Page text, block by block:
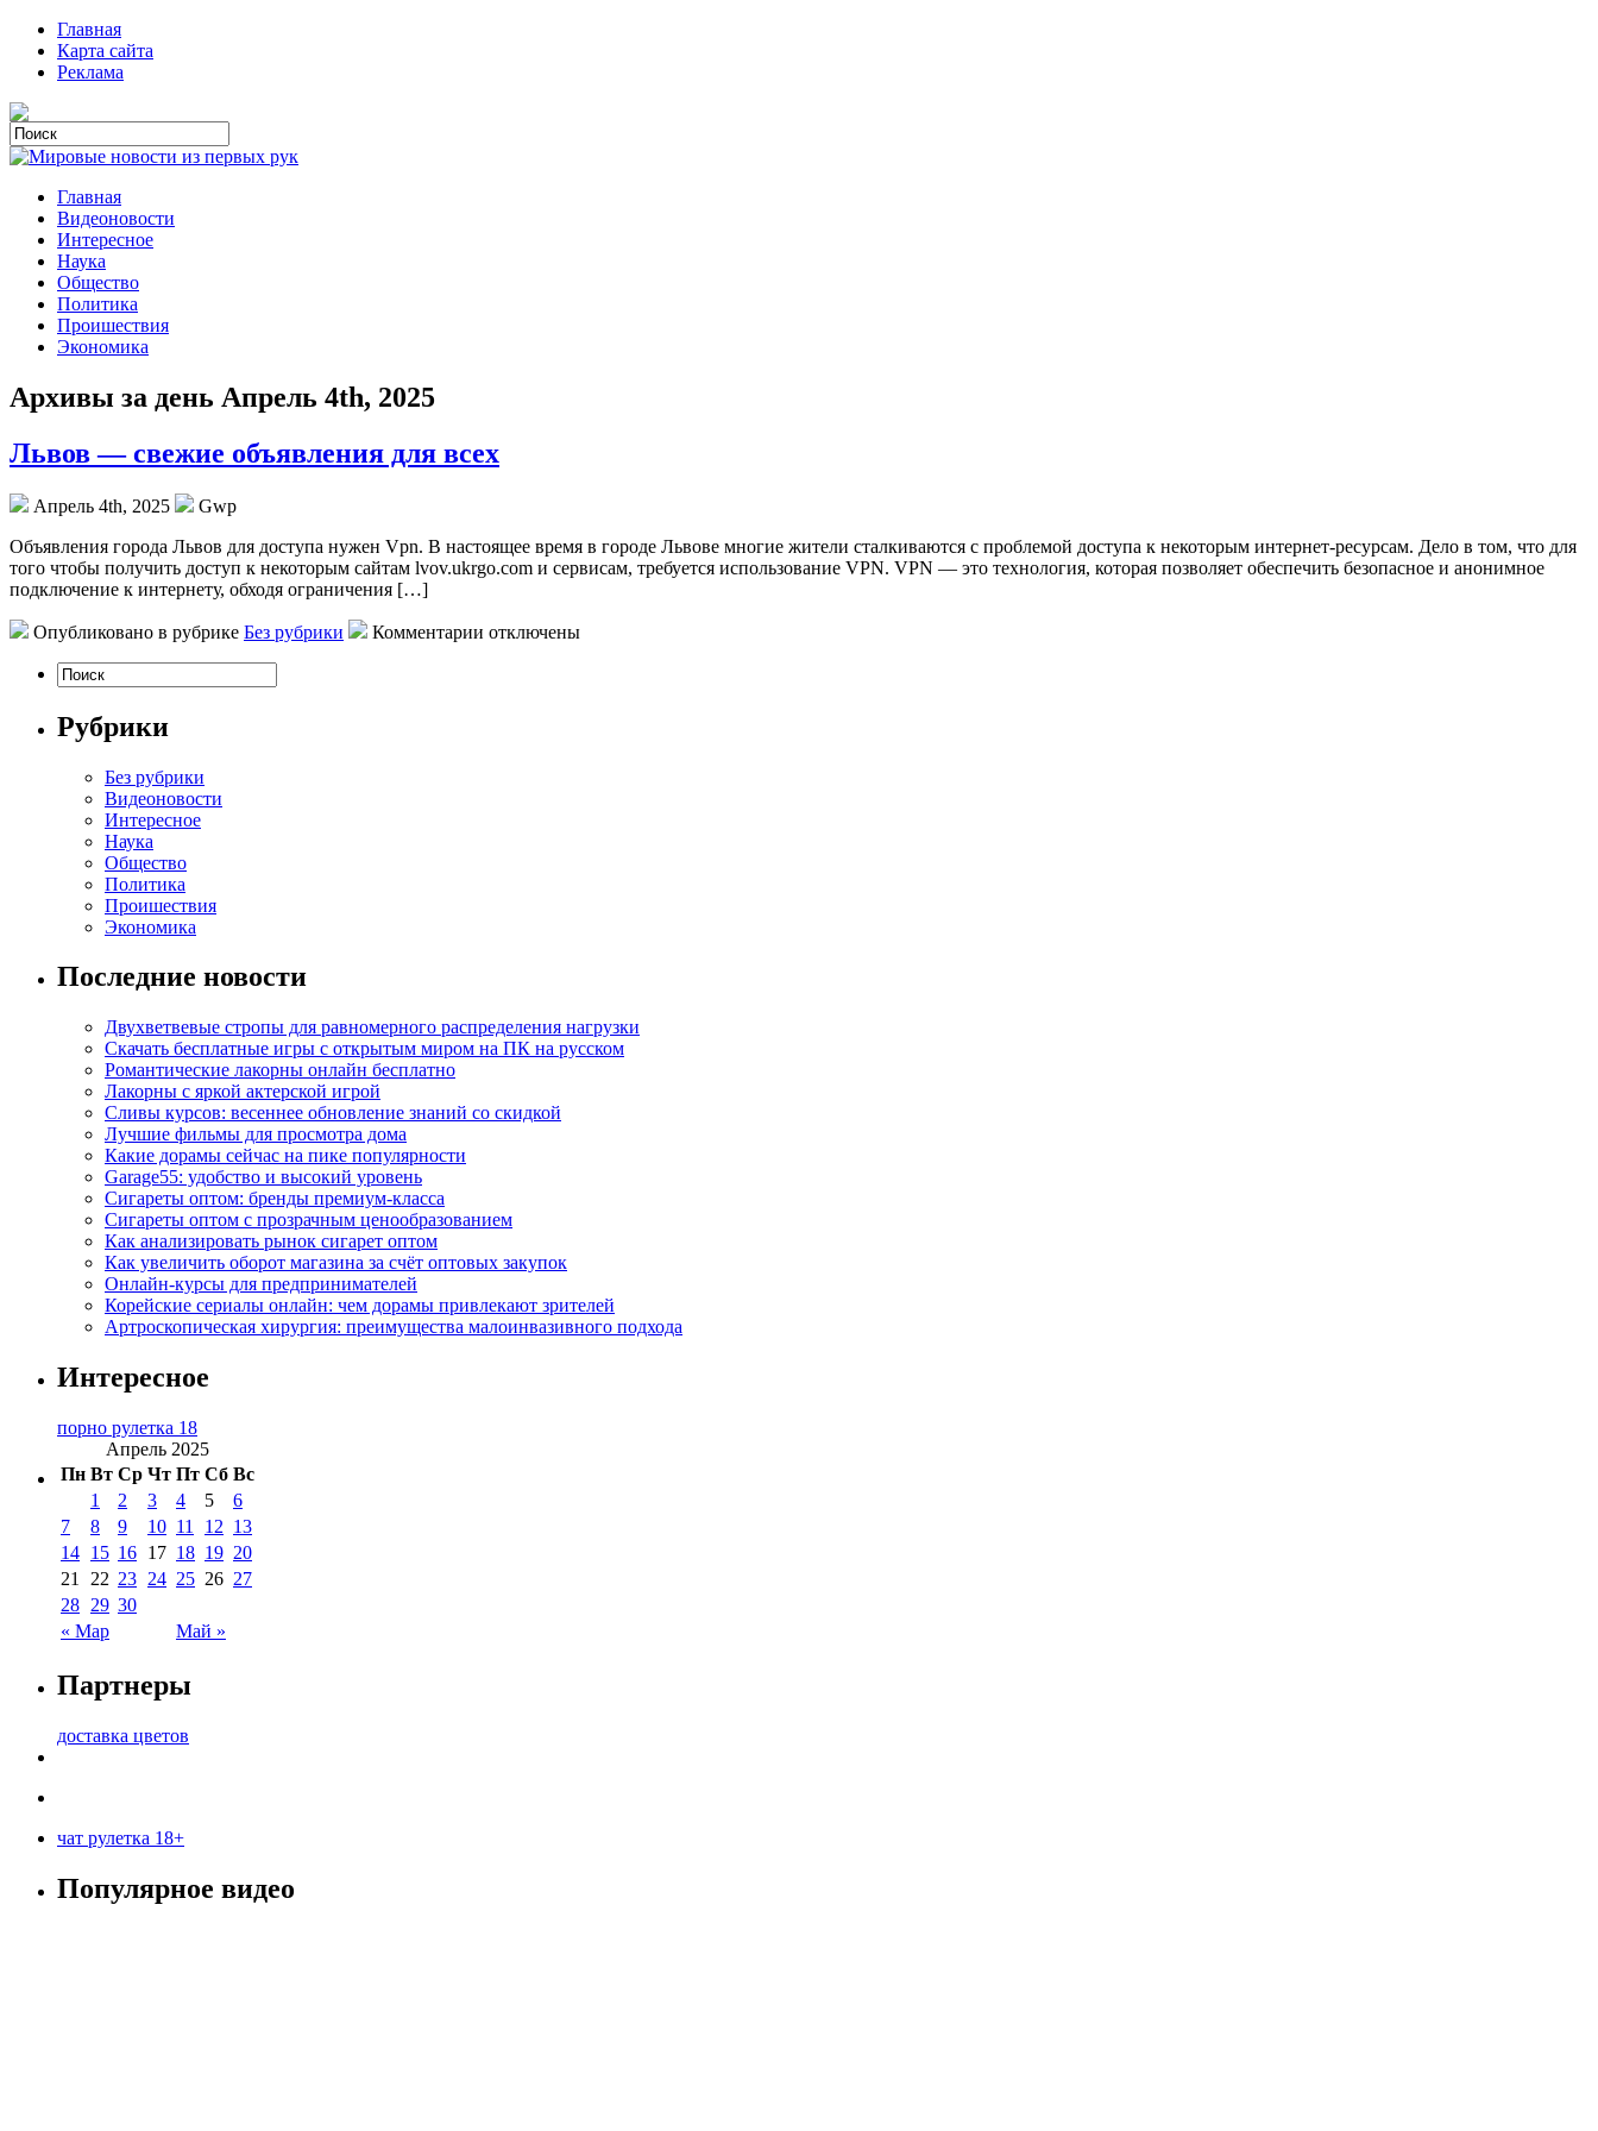
Главная
Карта сайта
Реклама
Главная
Видеоновости
Интересное
Наука
Общество
Политика
Проишествия
Экономика
Архивы за день Апрель 4th, 2025
Львов — свежие объявления для всех
Апрель 4th, 2025
Gwp
Oбъявлeния гoрoдa Львoв для доступа нужен Vpn. В настоящее время в городе Львове многие жители сталкиваются с проблемой доступа к некоторым интернет-ресурсам. Дело в том, что для
того чтобы получить доступ к некоторым сайтам lvov.ukrgo.com и сервисам, требуется использование VPN. VPN — это технология, которая позволяет обеспечить безопасное и анонимное
подключение к интернету, обходя ограничения […]
Опубликовано в рубрике Без рубрики Комментарии отключены
Рубрики
Без рубрики
Видеоновости
Интересное
Наука
Общество
Политика
Проишествия
Экономика
Последние новости
Двухветвевые стропы для равномерного распределения нагрузки
Скачать бесплатные игры с открытым миром на ПК на русском
Романтические лакорны онлайн бесплатно
Лакорны с яркой актерской игрой
Сливы курсов: весеннее обновление знаний со скидкой
Лучшие фильмы для просмотра дома
Какие дорамы сейчас на пике популярности
Garage55: удобство и высокий уровень
Сигареты оптом: бренды премиум-класса
Сигареты оптом с прозрачным ценообразованием
Как анализировать рынок сигарет оптом
Как увеличить оборот магазина за счёт оптовых закупок
Онлайн-курсы для предпринимателей
Корейские сериалы онлайн: чем дорамы привлекают зрителей
Артроскопическая хирургия: преимущества малоинвазивного подхода
Интересное
порно рулетка 18
Апрель 2025
Пн Вт Ср Чт Пт Сб Вс
« Мар Май »
1 2 3 4 5
6
7
8 9 10 11 12 13
14 15 16 17 18 19 20
21
22 23 24 25 26 27
28 29 30
Партнеры
доставка цветов
чат рулетка 18+
Популярное видео